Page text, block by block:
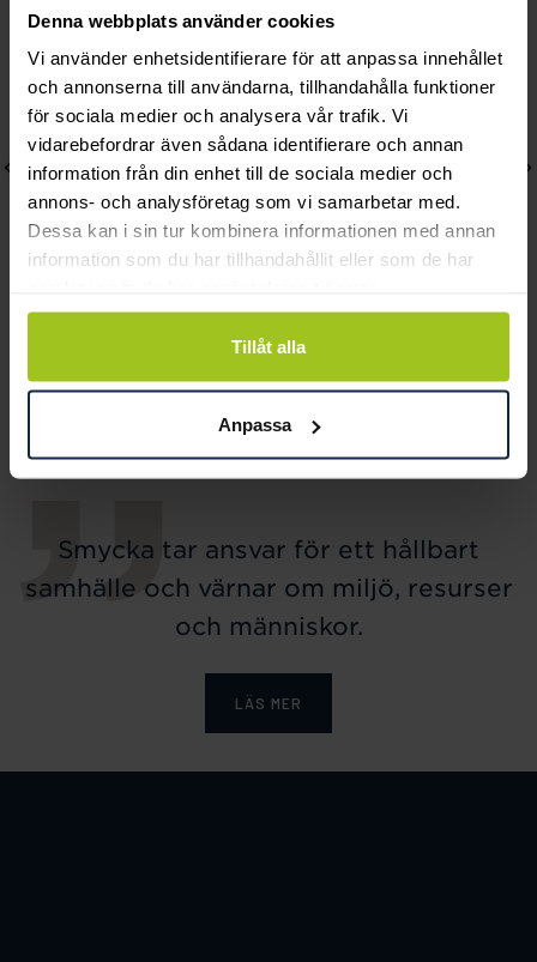
Denna webbplats använder cookies
Vi använder enhetsidentifierare för att anpassa innehållet
och annonserna till användarna, tillhandahålla funktioner
för sociala medier och analysera vår trafik. Vi
vidarebefordrar även sådana identifierare och annan
information från din enhet till de sociala medier och
annons- och analysföretag som vi samarbetar med.
Dessa kan i sin tur kombinera informationen med annan
information som du har tillhandahållit eller som de har
Tillåt alla
Anpassa
Chrysolite
Ivory
Pris
349 kr
Smycka tar ansvar för ett hållbart
samhälle och värnar om miljö, resurser
och människor.
LÄS MER